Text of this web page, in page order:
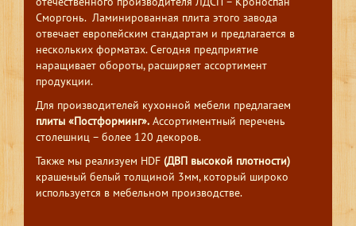
Сморгонь. Ламинированная плита этого завода
отвечает европейским стандартам и предлагается в
нескольких форматах. Сегодня предприятие
наращивает обороты, расширяет ассортимент
продукции.
Для производителей кухонной мебели предлагаем
плиты «Постформинг». Ассортиментный перечень
столешниц – более 120 декоров.
Также мы реализуем HDF (ДВП высокой плотности)
крашеный белый толщиной 3мм, который широко
используется в мебельном производстве.